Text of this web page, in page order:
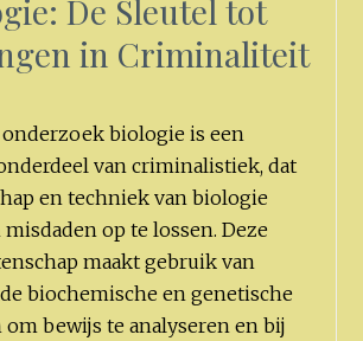
De Sleutel tot
in Criminaliteit
biologie is een
van criminalistiek, dat
en techniek van biologie
op te lossen. Deze
maakt gebruik van
biochemische en genetische
bewijs te analyseren en bij